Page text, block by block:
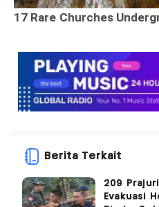
Berita Terkait
209
Evakuasi